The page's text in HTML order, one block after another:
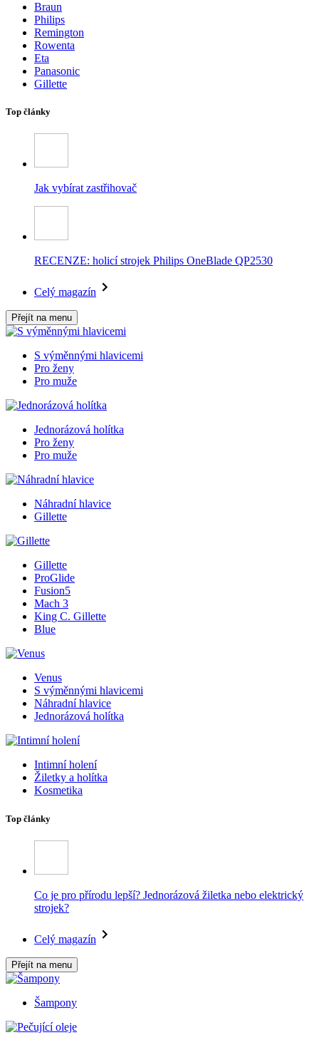
Braun
Philips
Remington
Rowenta
Eta
Panasonic
Gillette
Top články
Jak vybírat zastřihovač
RECENZE: holicí strojek Philips OneBlade QP2530
Celý magazín
Přejít na menu
S výměnnými hlavicemi
Pro ženy
Pro muže
Jednorázová holítka
Pro ženy
Pro muže
Náhradní hlavice
Gillette
Gillette
ProGlide
Fusion5
Mach 3
King C. Gillette
Blue
Venus
S výměnnými hlavicemi
Náhradní hlavice
Jednorázová holítka
Intimní holení
Žiletky a holítka
Kosmetika
Top články
Co je pro přírodu lepší? Jednorázová žiletka nebo elektrický
strojek?
Celý magazín
Přejít na menu
Šampony